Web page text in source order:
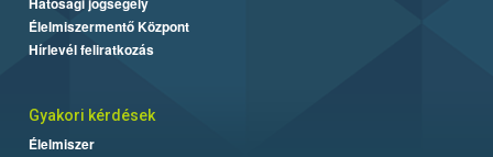
Élelmiszermentő Központ
Hírlevél feliratkozás
Gyakori kérdések
Élelmiszer